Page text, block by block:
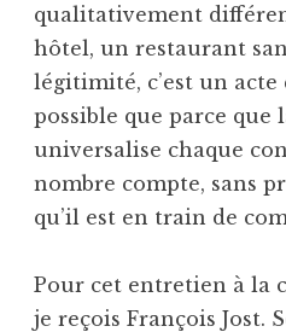
qualitativement
hôtel, un restaurant
légitimité, c’est un acte
possible que parce que
universalise chaque
nombre compte, sans
qu’il est en train de
Pour cet entretien à la
je reçois François Jost.